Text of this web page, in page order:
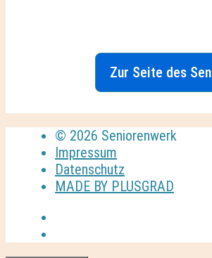
Zur Seite des
© 2026 Seniorenwerk
Impressum
Datenschutz
MADE BY PLUSGRAD